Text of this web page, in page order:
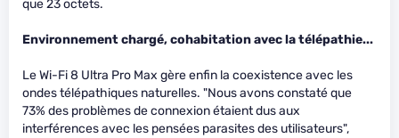
que 23 octets.
Environnement chargé, cohabitation avec la télépathie...
Le Wi-Fi 8 Ultra Pro Max gère enfin la coexistence avec les
ondes télépathiques naturelles. "Nous avons constaté que
73% des problèmes de connexion étaient dus aux
interférences avec les pensées parasites des utilisateurs",